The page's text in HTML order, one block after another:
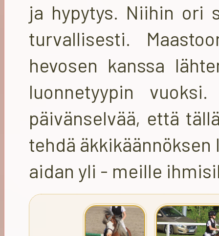
ja hypytys. Niihin ori
turvallisesti.
hevosen kanssa
luonnetyypin
päivänselvää, että
tehdä äkkikäännöksen
aidan yli - meille